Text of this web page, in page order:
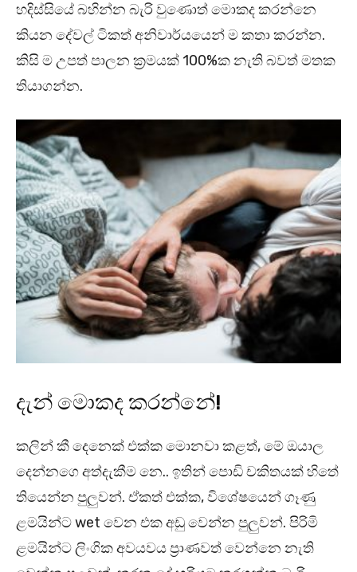
හදිස්සියේ බහින්න බැරි වුණොත් මොකද කරන්නෙ
කියන දේවල් ටිකත් අනිවාර්යයෙන් ම කතා කරන්න.
කිසි ම උපත් පාලන ක්‍රමයක් 100%ක නැති බවත් මතක
තියාගන්න.
දැන් මොකද කරන්නේ!
කලින් කී දෙනෙක් එක්ක මොනවා කළත්, මේ ඔයාල
දෙන්නගෙ අත්දැකීම නෙ.. ඉතින් පොඩි චකිතයක් හිතේ
තියෙන්න පුලුවන්. ඒකත් එක්ක, විශේෂයෙන් ගෑණු
ළමයින්ට wet වෙන එක අඩු වෙන්න පුලුවන්. පිරිමි
ළමයින්ට ලිංගික අවයවය ප්‍රාණවත් වෙන්නෙ නැති